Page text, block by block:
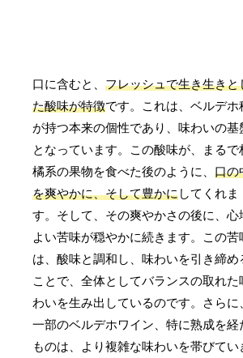
口に含むと、フレッシュで生き生きと
た酸味が特徴です。これは、ベルデホ
が持つ本来の個性であり、味わいの基
となっています。この酸味が、まるで
橘系の果物を食べた後のように、口の
を爽やかに、そして豊かにしてくれま
す。そして、その爽やかさの後に、心
よい苦味が穏やかに続きます。この苦
は、酸味と調和し、味わいを引き締め
ことで、全体としてバランスの取れた
わいを生み出しているのです。さらに
一部のベルデホワイン、特に熟成を経
ものは、より複雑な味わいを帯びてい